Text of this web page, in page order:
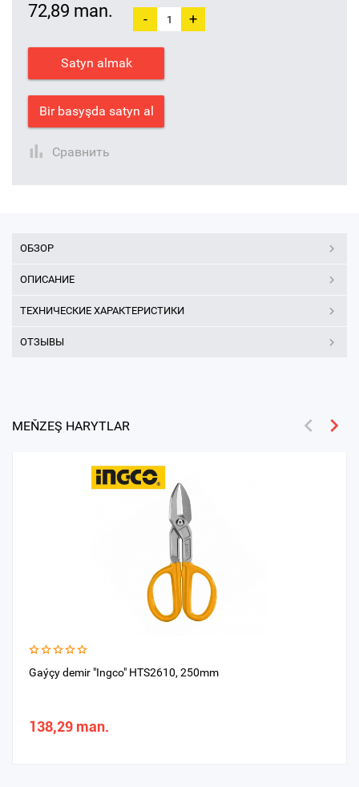
72,89 man. - +
Satyn almak
Bir basyşda satyn al
Сравнить
ОБЗОР
ОПИСАНИЕ
ТЕХНИЧЕСКИЕ ХАРАКТЕРИСТИКИ
ОТЗЫВЫ
MEŇZEŞ HARYTLAR
Gaýçy demir "Ingco" HTS2610, 250mm
138,29 man.